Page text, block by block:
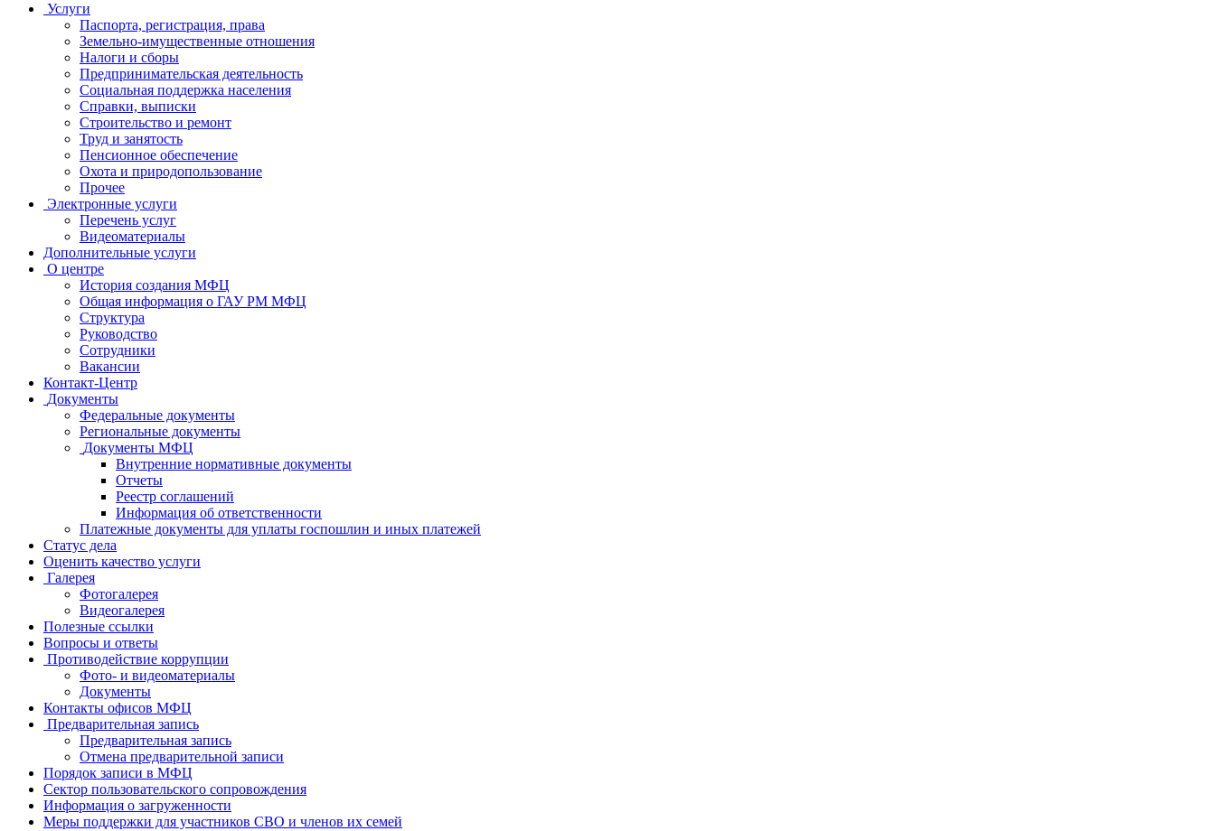
Услуги
Паспорта, регистрация, права
Земельно-имущественные отношения
Налоги и сборы
Предпринимательская деятельность
Социальная поддержка населения
Справки, выписки
Строительство и ремонт
Труд и занятость
Пенсионное обеспечение
Охота и природопользование
Прочее
Электронные услуги
Перечень услуг
Видеоматериалы
Дополнительные услуги
О центре
История создания МФЦ
Общая информация о ГАУ РМ МФЦ
Структура
Руководство
Сотрудники
Вакансии
Контакт-Центр
Документы
Федеральные документы
Региональные документы
Документы МФЦ
Внутренние нормативные документы
Отчеты
Реестр соглашений
Информация об ответственности
Платежные документы для уплаты госпошлин и иных платежей
Статус дела
Оценить качество услуги
Галерея
Фотогалерея
Видеогалерея
Полезные ссылки
Вопросы и ответы
Противодействие коррупции
Фото- и видеоматериалы
Документы
Контакты офисов МФЦ
Предварительная запись
Предварительная запись
Отмена предварительной записи
Порядок записи в МФЦ
Сектор пользовательского сопровождения
Информация о загруженности
Меры поддержки для участников СВО и членов их семей